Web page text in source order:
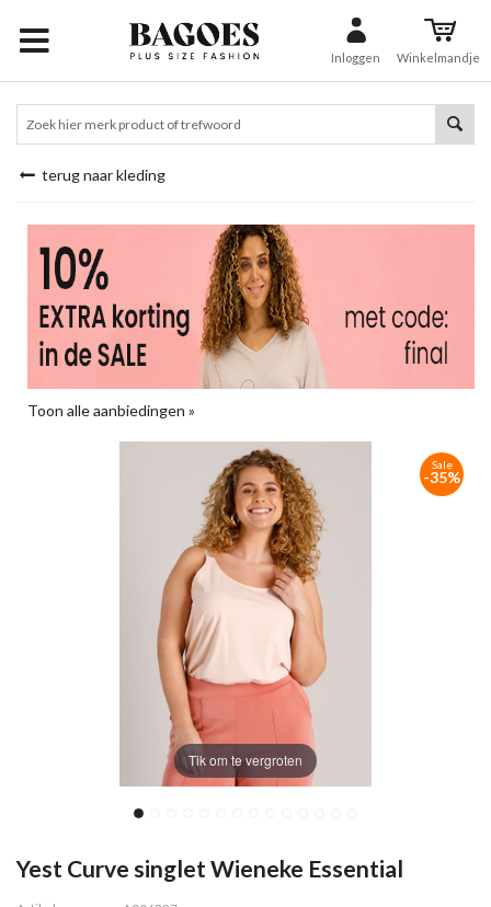
Inloggen Winkelmandje
terug naar kleding
Toon alle aanbiedingen »
Tik om te vergroten
Sale
-35%
Yest Curve singlet Wieneke Essential